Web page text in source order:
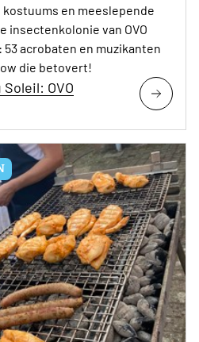
en meeslepende
insectenkolonie van OVO
acrobaten en muzikanten
die betovert!
OVO